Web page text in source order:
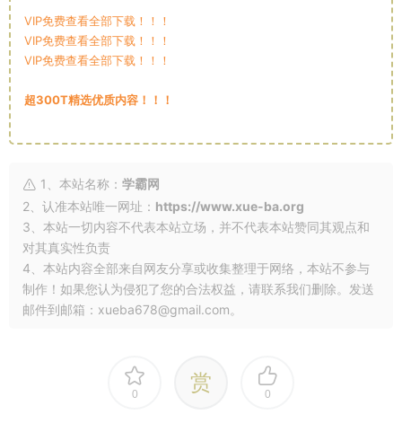
VIP免费查看全部下载！！！
VIP免费查看全部下载！！！
VIP免费查看全部下载！！！
超300T精选优质内容！！！
1、本站名称： 学霸网
2、认准本站唯一网址： https://www.xue-ba.org
3、本站一切内容不代表本站立场，并不代表本站赞同其观点和
对其真实性负责
4、本站内容全部来自网友分享或收集整理于网络，本站不参与
制作！如果您认为侵犯了您的合法权益，请联系我们删除。发送
邮件到邮箱：xueba678@gmail.com。
0 赏 0